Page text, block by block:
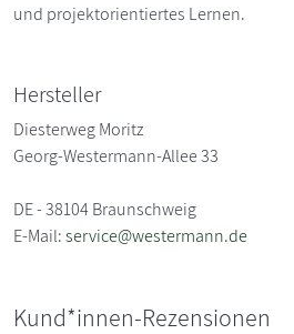
und projektorientiertes Lernen.
Hersteller
Diesterweg Moritz
Georg-Westermann-Allee 33
DE - 38104 Braunschweig
E-Mail:service@westermann.de
Kund*innen-Rezensionen